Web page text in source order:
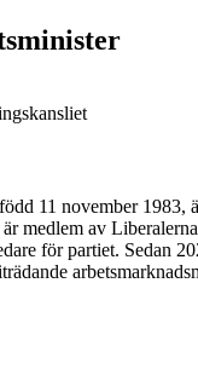
11 november 1983,
medlem av
för partiet. Sedan